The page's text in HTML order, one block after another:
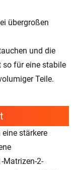
übergroßen
und die
für eine stabile
Teile.
stärkere
Matrizen-2-